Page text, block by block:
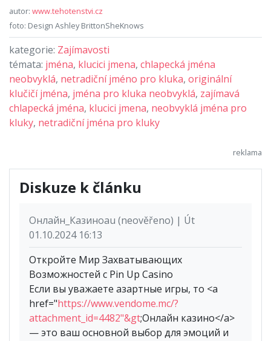
autor: www.tehotenstvi.cz
foto: Design Ashley BrittonSheKnows
kategorie: Zajímavosti
témata: jména, klucici jmena, chlapecká jména
neobvyklá, netradiční jméno pro kluka, originální
klučičí jména, jména pro kluka neobvyklá, zajímavá
chlapecká jména, klucici jmena, neobvyklá jména pro
kluky, netradiční jména pro kluky
Diskuze k článku
Онлайн_Казиноau (neověřeno) | Út
01.10.2024 16:13
Откройте Мир Захватывающих
Возможностей с Pin Up Casino
Если вы уважаете азартные игры, то <a
href="https://www.vendome.mc/?
attachment_id=4482"&gt;Онлайн казино</a>
— это ваш основной выбор для эмоций и